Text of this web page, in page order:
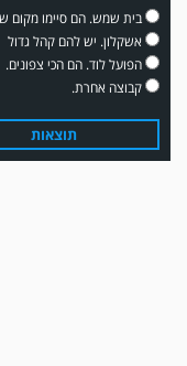
משחק אימון: שדרות גברה על
בית שמש. הם סיימו מקום
אשקלון. יש להם קהל גדול
הפועל לוד. הם הכי צפונים.
קבוצה אחרת.
תוצאות